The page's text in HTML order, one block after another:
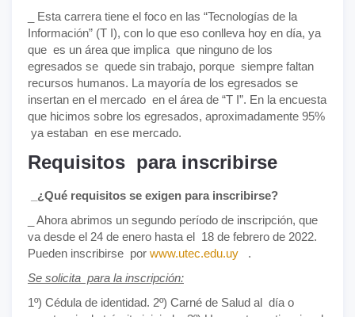
_ Esta carrera tiene el foco en las “Tecnologías de la
Información” (T I), con lo que eso conlleva hoy en día, ya
que es un área que implica que ninguno de los
egresados se quede sin trabajo, porque siempre faltan
recursos humanos. La mayoría de los egresados se
insertan en el mercado en el área de “T I”. En la encuesta
que hicimos sobre los egresados, aproximadamente 95%
ya estaban en ese mercado.
Requisitos para inscribirse
_¿Qué requisitos se exigen para inscribirse?
_ Ahora abrimos un segundo período de inscripción, que
va desde el 24 de enero hasta el 18 de febrero de 2022.
Pueden inscribirse por www.utec.edu.uy .
Se solicita para la inscripción:
1º) Cédula de identidad. 2º) Carné de Salud al día o